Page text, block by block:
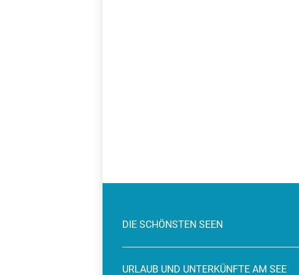
DIE SCHÖNSTEN SEEN
URLAUB UND UNTERKÜNFTE AM SEE